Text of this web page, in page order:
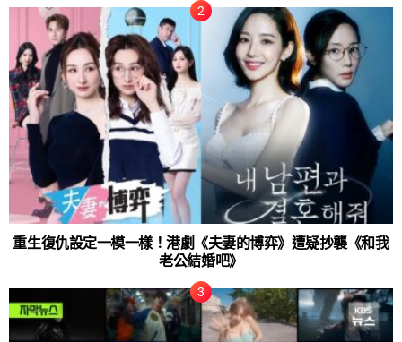
重生復仇設定一模一樣！港劇《夫妻的博弈》遭疑抄襲《和我
老公結婚吧》